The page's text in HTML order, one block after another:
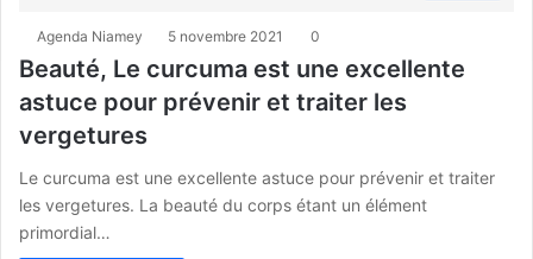
Agenda Niamey 5 novembre 2021 0
Beauté, Le curcuma est une excellente
astuce pour prévenir et traiter les
vergetures
Le curcuma est une excellente astuce pour prévenir et traiter
les vergetures. La beauté du corps étant un élément
primordial…